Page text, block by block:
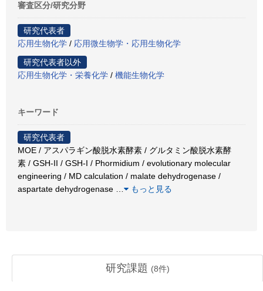
審査区分/研究分野
研究代表者
応用生物化学 / 応用微生物学・応用生物化学
研究代表者以外
応用生物化学・栄養化学 / 機能生物化学
キーワード
研究代表者
MOE / アスパラギン酸脱水素酵素 / グルタミン酸脱水素酵
素 / GSH-II / GSH-I / Phormidium / evolutionary molecular
engineering / MD calculation / malate dehydrogenase /
aspartate dehydrogenase
もっと見る
研究課題 (8件)